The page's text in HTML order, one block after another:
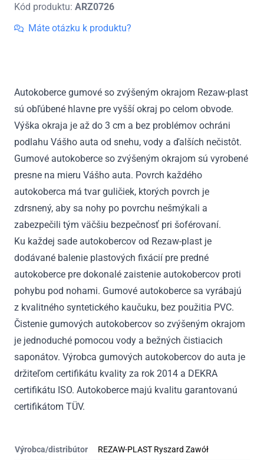
zvýšeným
okrajom
velúrovým
kobercom
na
podlahe
2006
2016
Kód produktu: ARZ0726
Máte otázku k produktu?
Autokoberce gumové so zvýšeným okrajom Rezaw-plast
sú obľúbené hlavne pre vyšší okraj po celom obvode.
Výška okraja je až do 3 cm a bez problémov ochráni
podlahu Vášho auta od snehu, vody a ďalších nečistôt.
Gumové autokoberce so zvýšeným okrajom sú vyrobené
presne na mieru Vášho auta. Povrch každého
autokoberca má tvar guličiek, ktorých povrch je
zdrsnený, aby sa nohy po povrchu nešmýkali a
zabezpečili tým väčšiu bezpečnosť pri šoférovaní.
Ku každej sade autokobercov od Rezaw-plast je
dodávané balenie plastových fixácií pre predné
autokoberce pre dokonalé zaistenie autokobercov proti
pohybu pod nohami. Gumové autokoberce sa vyrábajú
z kvalitného syntetického kaučuku, bez použitia PVC.
Čistenie gumových autokobercov so zvýšeným okrajom
je jednoduché pomocou vody a bežných čistiacich
saponátov. Výrobca gumových autokobercov do auta je
držiteľom certifikátu kvality za rok 2014 a DEKRA
certifikátu ISO. Autokoberce majú kvalitu garantovanú
certifikátom TÜV.
Výrobca/distribútor REZAW-PLAST Ryszard Zawół